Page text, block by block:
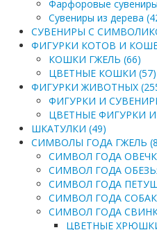
Фарфоровые
Сувениры из дерева
СУВЕНИРЫ С
ФИГУРКИ КОТОВ И
КОШКИ ГЖЕЛЬ (66)
ЦВЕТНЫЕ КОШКИ (57)
ФИГУРКИ ЖИВОТНЫХ
ФИГУРКИ И
ЦВЕТНЫЕ ФИГУРКИ И
ШКАТУЛКИ (49)
СИМВОЛЫ ГОДА ГЖЕЛЬ
СИМВОЛ ГОДА
СИМВОЛ ГОДА
СИМВОЛ ГОДА
СИМВОЛ ГОДА
СИМВОЛ ГОДА
ЦВЕТНЫЕ